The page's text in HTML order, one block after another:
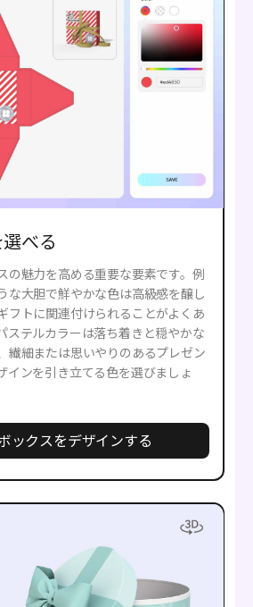
べる
の魅力を高める重要な要素です。例
な大胆で鮮やかな色は高級感を醸し
フトに関連付けられることがよくあ
ステルカラーは落ち着きと穏やかな
繊細または思いやりのあるプレゼン
インを引き立てる色を選びましょ
ックスをデザインする